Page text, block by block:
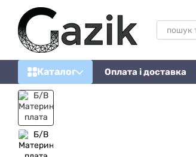
Перейти до основного контенту
Каталог Оплата і доставка